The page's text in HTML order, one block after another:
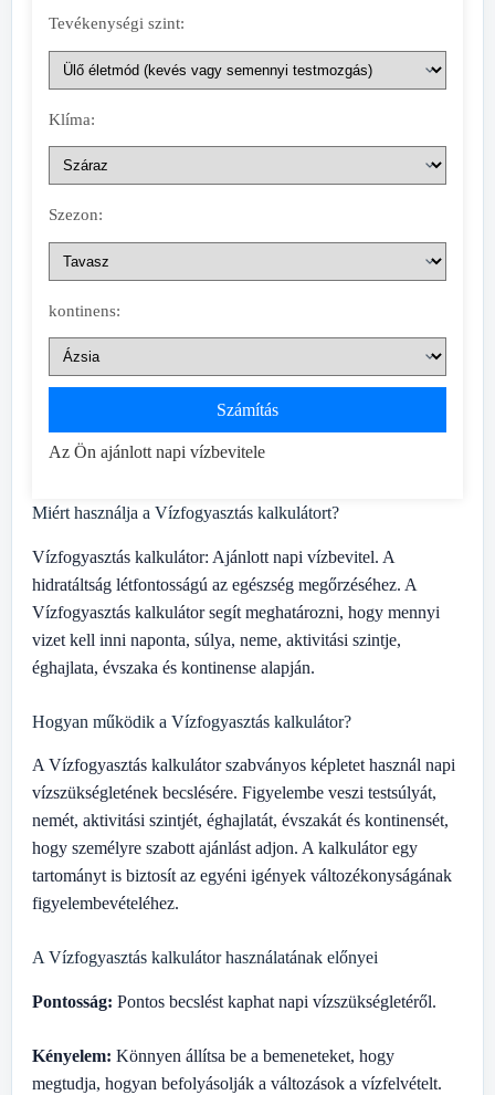
Tevékenységi szint:
Klíma:
Szezon:
kontinens:
Számítás
Az Ön ajánlott napi vízbevitele
Miért használja a Vízfogyasztás kalkulátort?
Vízfogyasztás kalkulátor: Ajánlott napi vízbevitel. A
hidratáltság létfontosságú az egészség megőrzéséhez. A
Vízfogyasztás kalkulátor segít meghatározni, hogy mennyi
vizet kell inni naponta, súlya, neme, aktivitási szintje,
éghajlata, évszaka és kontinense alapján.
Hogyan működik a Vízfogyasztás kalkulátor?
A Vízfogyasztás kalkulátor szabványos képletet használ napi
vízszükségletének becslésére. Figyelembe veszi testsúlyát,
nemét, aktivitási szintjét, éghajlatát, évszakát és kontinensét,
hogy személyre szabott ajánlást adjon. A kalkulátor egy
tartományt is biztosít az egyéni igények változékonyságának
figyelembevételéhez.
A Vízfogyasztás kalkulátor használatának előnyei
Pontosság: Pontos becslést kaphat napi vízszükségletéről.
Kényelem: Könnyen állítsa be a bemeneteket, hogy
megtudja, hogyan befolyásolják a változások a vízfelvételt.